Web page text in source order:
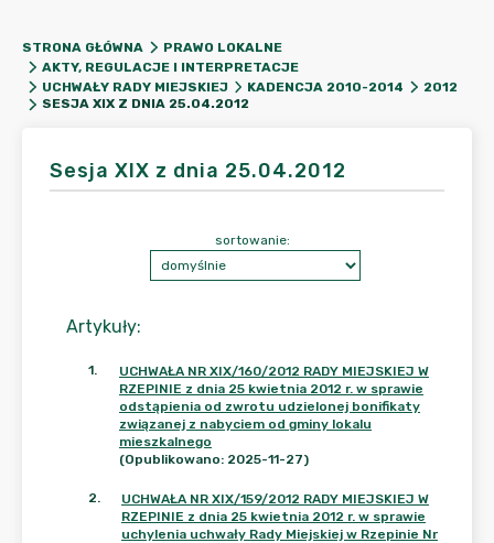
STRONA GŁÓWNA
PRAWO LOKALNE
AKTY, REGULACJE I INTERPRETACJE
UCHWAŁY RADY MIEJSKIEJ
KADENCJA 2010-2014
2012
SESJA XIX Z DNIA 25.04.2012
Sesja XIX z dnia 25.04.2012
Artykuły:
sortowanie:
1.
UCHWAŁA NR XIX/160/2012 RADY MIEJSKIEJ W
RZEPINIE z dnia 25 kwietnia 2012 r. w sprawie
odstąpienia od zwrotu udzielonej bonifikaty
związanej z nabyciem od gminy lokalu
mieszkalnego
(Opublikowano: 2025-11-27)
2.
UCHWAŁA NR XIX/159/2012 RADY MIEJSKIEJ W
RZEPINIE z dnia 25 kwietnia 2012 r. w sprawie
uchylenia uchwały Rady Miejskiej w Rzepinie Nr